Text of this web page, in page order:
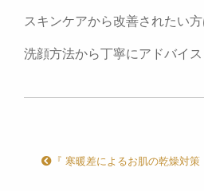
スキンケアから改善されたい
洗顔方法から丁寧にアドバイ
『 寒暖差によるお肌の乾燥対策